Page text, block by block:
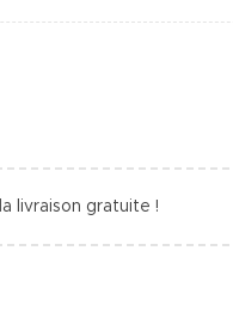
livraison gratuite !